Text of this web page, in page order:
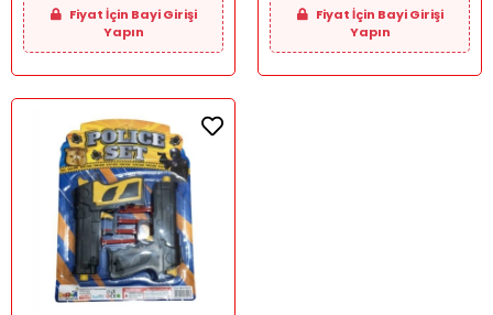
Fiyat İçin Bayi Girişi
Yapın
Fiyat İçin Bayi Girişi
Yapın